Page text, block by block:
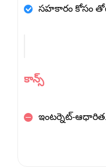
సహకారం కోసం
కాన్స్
ఇంటర్నెట్-ఆధారిత.